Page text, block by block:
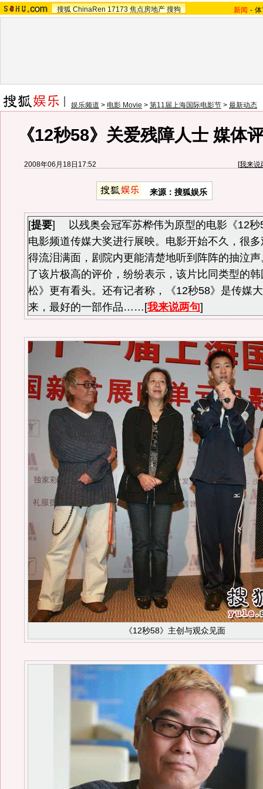
搜狐 ChinaRen 17173 焦点房地产 搜狗 新闻 -
娱乐频道 > 电影 Movie > 第11届上海国际电影节 > 最新动态
《12秒58》关爱残障人士 媒体
2008年06月18日17:52 [我来说
来源：搜狐娱乐
[提要] 以残奥会冠军苏桦伟为原型的电影《12秒
电影频道传媒大奖进行展映。电影开始不久，很
得流泪满面，剧院内更能清楚地听到阵阵的抽泣
了该片极高的评价，纷纷表示，该片比同类型的
松》更有看头。还有记者称，《12秒58》是传媒
来，最好的一部作品……[我来说两句]
《12秒58》主创与观众见面